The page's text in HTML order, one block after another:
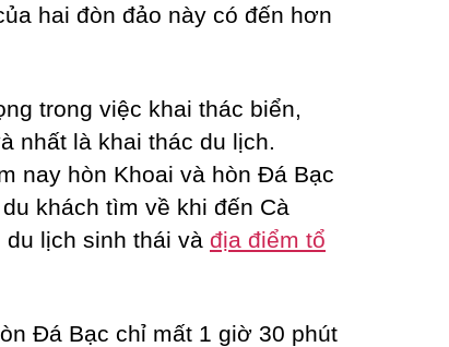
hai đòn đảo này có đến hơn
trong việc khai thác biển,
nhất là khai thác du lịch.
nay hòn Khoai và hòn Đá Bạc
khách tìm về khi đến Cà
lịch sinh thái và địa điểm tổ
Đá Bạc chỉ mất 1 giờ 30 phút